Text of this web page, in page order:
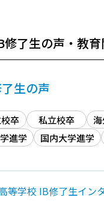
修了生の声・教
生の声
卒 私立校卒
進学
国内大学進学
等学校 IB修了生イン